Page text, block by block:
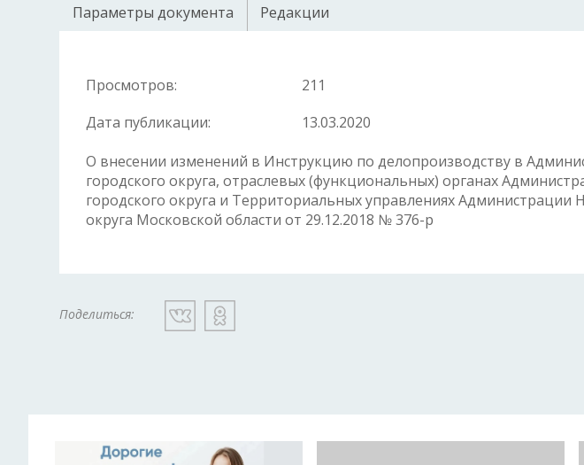
Параметры документа Редакции
Просмотров:
211
Дата публикации:
13.03.2020
О внесении изменений в Инструкцию по делопроизводству в
городского округа, отраслевых (функциональных) органах
городского округа и Территориальных управлениях Администрации
округа Московской области от 29.12.2018 № 376-р
Поделиться: